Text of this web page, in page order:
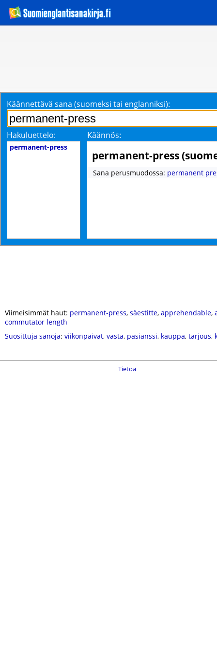
Käännettävä sana (suomeksi tai englanniksi):
Hakuluettelo: Käännös:
permanent-press
permanent-press
Sana perusmuodossa: permanent
Viimeisimmät haut: permanent-press, säestitte, apprehendable,
commutator length
Suosittuja sanoja: viikonpäivät, vasta, pasianssi, kauppa, tarjous,
Tietoa